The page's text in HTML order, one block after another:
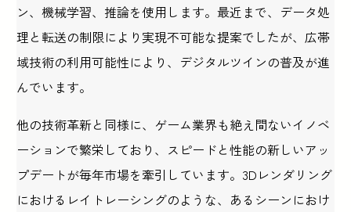
ン、機械学習、推論を使用します。最近まで、データ処
理と転送の制限により実現不可能な提案でしたが、広帯
域技術の利用可能性により、デジタルツインの普及が進
んでいます。
他の技術革新と同様に、ゲーム業界も絶え間ないイノベ
ーションで繁栄しており、スピードと性能の新しいアッ
プデートが毎年市場を牽引しています。3Dレンダリング
におけるレイトレーシングのような、あるシーンにおけ